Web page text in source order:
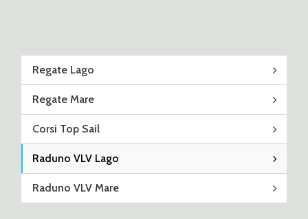
Regate Lago
Regate Mare
Corsi Top Sail
Raduno VLV Lago
Raduno VLV Mare